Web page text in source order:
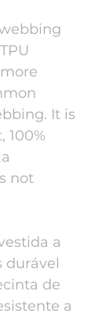
It is
100%
not
a
durável
de
a